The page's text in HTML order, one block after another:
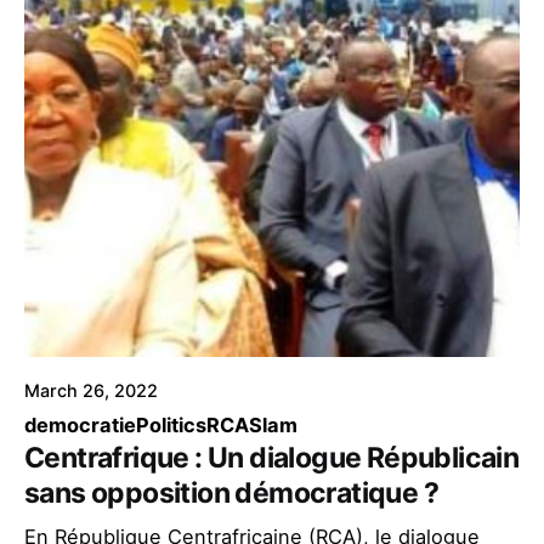
March 26, 2022
democratiePoliticsRCASlam
Centrafrique : Un dialogue Républicain
sans opposition démocratique ?
En République Centrafricaine (RCA), le dialogue